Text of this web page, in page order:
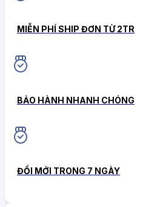
MIỄN PHÍ SHIP ĐƠN TỪ 2TR
BẢO HÀNH NHANH CHÓNG
ĐỔI MỚI TRONG 7 NGÀY